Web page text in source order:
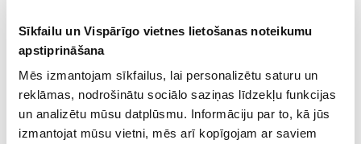
Sīkfailu un Vispārīgo vietnes lietošanas noteikumu
apstiprināšana
Mēs izmantojam sīkfailus, lai personalizētu saturu un
reklāmas, nodrošinātu sociālo saziņas līdzekļu funkcijas
un analizētu mūsu datplūsmu. Informāciju par to, kā jūs
izmantojat mūsu vietni, mēs arī kopīgojam ar saviem